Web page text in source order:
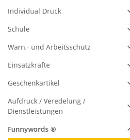
Individual Druck
Schule
Warn,- und Arbeitsschutz
Einsatzkräfte
Geschenkartikel
Aufdruck / Veredelung /
Dienstleistungen
Funnywords ®